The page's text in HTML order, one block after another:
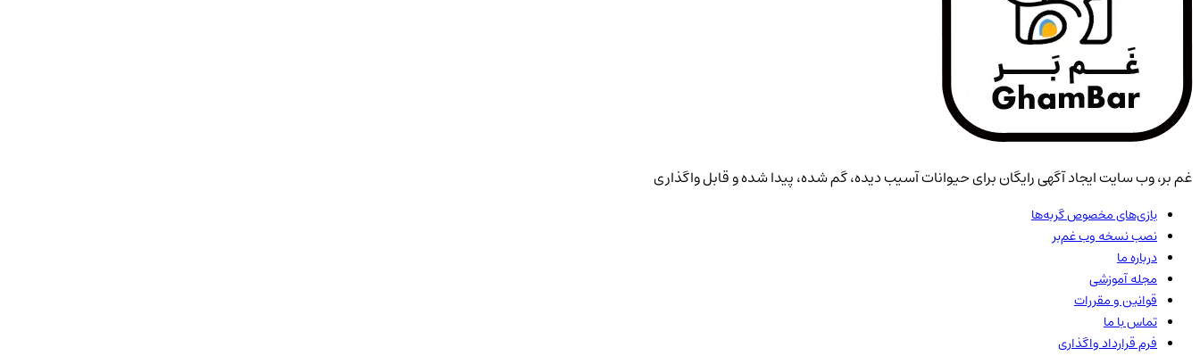
غم بر، وب سایت ایجاد آگهی رایگان برای حیوانات آسیب دیده، گم شده، پیدا شده و قابل واگذاری
بازی‌های مخصوص گربه‌ها
نصب نسخه وب غم‌بر
درباره ما
مجله آموزشی
قوانین و مقررات
تماس با ما
فرم قرارداد واگذاری